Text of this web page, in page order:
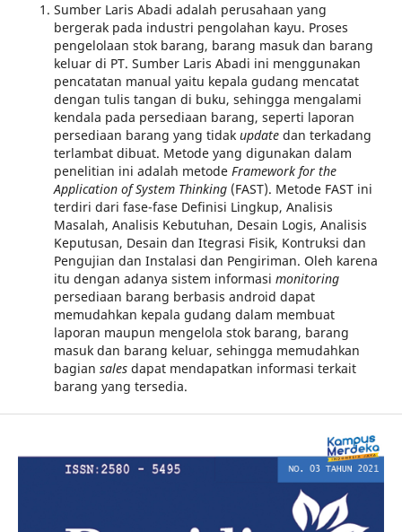
Sumber Laris Abadi adalah perusahaan yang
bergerak pada industri pengolahan kayu. Proses
pengelolaan stok barang, barang masuk dan barang
keluar di PT. Sumber Laris Abadi ini menggunakan
pencatatan manual yaitu kepala gudang mencatat
dengan tulis tangan di buku, sehingga mengalami
kendala pada persediaan barang, seperti laporan
persediaan barang yang tidak update dan terkadang
terlambat dibuat. Metode yang digunakan dalam
penelitian ini adalah metode Framework for the
Application of System Thinking (FAST). Metode FAST ini
terdiri dari fase-fase Definisi Lingkup, Analisis
Masalah, Analisis Kebutuhan, Desain Logis, Analisis
Keputusan, Desain dan Itegrasi Fisik, Kontruksi dan
Pengujian dan Instalasi dan Pengiriman. Oleh karena
itu dengan adanya sistem informasi monitoring
persediaan barang berbasis android dapat
memudahkan kepala gudang dalam membuat
laporan maupun mengelola stok barang, barang
masuk dan barang keluar, sehingga memudahkan
bagian sales dapat mendapatkan informasi terkait
barang yang tersedia.